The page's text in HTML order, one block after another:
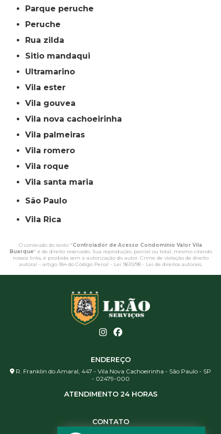
parque peruche
peruche
rua zilda
sitio mandaqui
ultramarino
vila ester
vila gouvea
vila nova cachoeirinha
vila palmeiras
vila romero
vila roque
vila santa maria
São Paulo
Vila Rica
O conteúdo do texto "Controlador de Acesso Condomínio Valor Vila
Buarque" é de direito reservado. Sua reprodução, parcial ou total, mesmo citando
nossos links, é proibida sem a autorização do autor. Crime de violação de direito
autoral – artigo 184 do Código Penal – Lei 9610/98 - Lei de direitos autorais.
ENDEREÇO
R. Franklin do Amaral, 447 - Vila Nova Cachoeirinha - São Paulo - SP
- 02479-000
ATENDIMENTO 24 HORAS
CONTATO